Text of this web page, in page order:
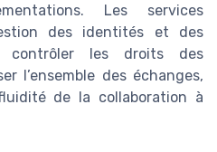
Les services
des identités et des
contrôler les droits des
l’ensemble des échanges,
de la collaboration à